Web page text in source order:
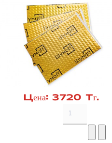
Цена: 3720 Тг.